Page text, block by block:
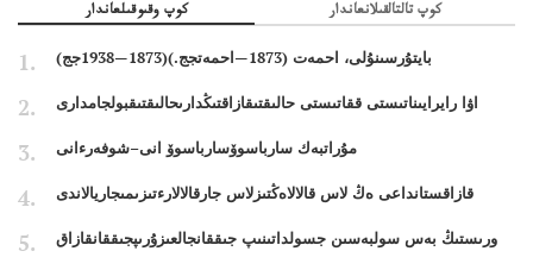
كوپ وقىوقىلعاندار كوپ تالتالقىلانعاندار
بايتۇرسىنۇلى، احمەت (1873—احمەتجج.)(1873—1938جج)
اۋا رايرايىناتىستى ققاتىستى حالىقتىقازاقتىڭدارىحالىقتىقبولجامدارى
مۇراتبەك سارباسوۆسارباسوۆ انى–شوفەرءانى
قازاقستانداعى ەڭ لاس قالالاەڭتىزلاس جارقالالارءتىزىمىجاريالاندى
ورىستىڭ بەس سولبەسىن جسولداتىنىپ جىققانجالعىزۇرىپجىققانقازاق